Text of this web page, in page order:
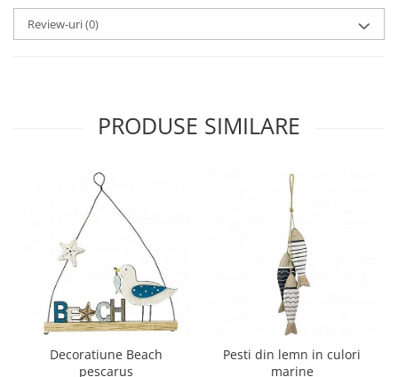
Review-uri(0)
PRODUSE SIMILARE
Decoratiune Beach
pescarus
Pesti din lemn in culori
marine